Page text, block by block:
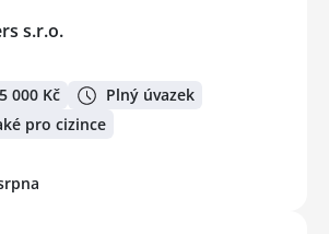
s.r.o.
000 Kč
Plný úvazek
pro cizince